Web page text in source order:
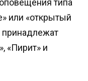
типа
или «открытый
принадлежат
«Пирит» и